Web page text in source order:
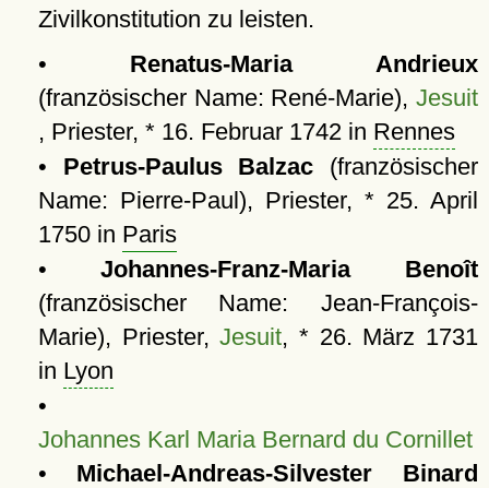
Zivilkonstitution zu leisten.
• Renatus-Maria Andrieux
(französischer Name: René-Marie), Jesuit
, Priester, * 16. Februar 1742 in Rennes
• Petrus-Paulus Balzac (französischer
Name: Pierre-Paul), Priester, * 25. April
1750 in Paris
•Johannes-Franz-Maria Benoît
(französischer Name: Jean-François-
Marie), Priester,Jesuit, * 26. März 1731
in Lyon
•
Johannes Karl Maria Bernard du Cornillet
• Michael-Andreas-Silvester Binard